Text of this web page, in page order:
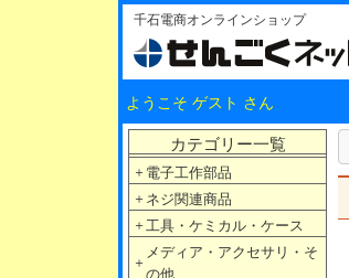
千石電商オンラインショップ
ようこそ ゲスト さん
カテゴリー一覧
＋ 電子工作部品
＋ ネジ関連商品
＋ 工具・ケミカル・ケース
＋
メディア・アクセサリ・そ
の他